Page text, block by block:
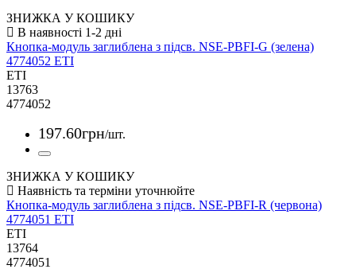
ЗНИЖКА У КОШИКУ
Кнопка-модуль заглиблена з підсв. NSE-PBFI-G (зелена)
4774052 ETI
ETI
13763
4774052
197.60грн/шт.
ЗНИЖКА У КОШИКУ
Кнопка-модуль заглиблена з підсв. NSE-PBFI-R (червона)
4774051 ETI
ETI
13764
4774051